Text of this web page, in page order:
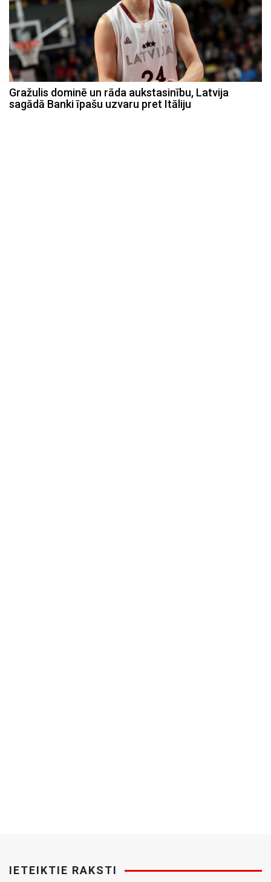
Gražulis dominē un rāda aukstasinību, Latvija
sagādā Banki īpašu uzvaru pret Itāliju
IETEIKTIE RAKSTI